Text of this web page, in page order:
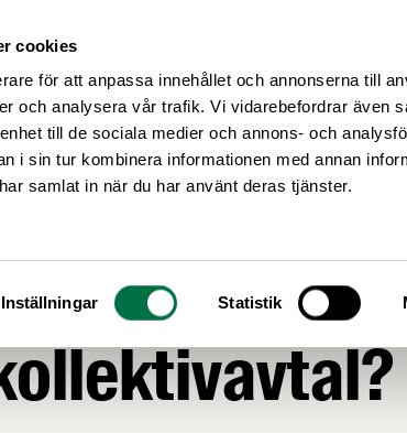
cookies
för att anpassa innehållet och annonserna till
och analysera vår trafik. Vi vidarebefordrar även
till de sociala medier och annons- och
i sin tur kombinera informationen med annan
samlat in när du har använt deras tjänster.
Inställningar Statistik
du till alla